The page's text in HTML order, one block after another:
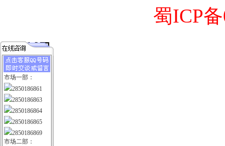
蜀ICP
市场一部：
2850186861
2850186863
2850186864
2850186865
2850186869
市场二部：